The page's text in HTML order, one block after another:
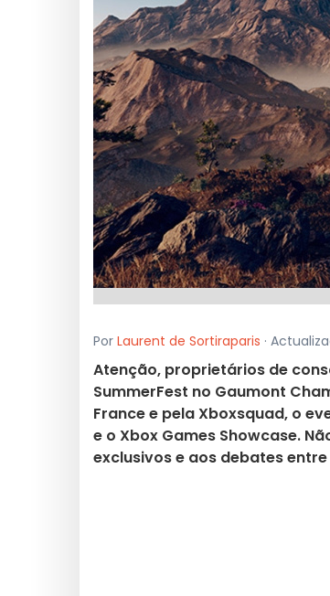
Por Laurent de Sortiraparis ·
Atenção, proprietários de
SummerFest no Gaumont
France e pela Xboxsquad, o
e o Xbox Games Showcase.
exclusivos e aos debates